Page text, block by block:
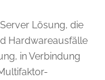
Lösung, die
Hardwareausfälle
in Verbindung